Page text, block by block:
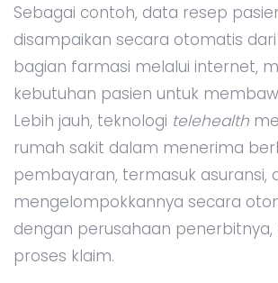
Sebagai contoh, data resep
disampaikan secara otomatis
bagian farmasi melalui internet,
kebutuhan pasien untuk
Lebih jauh, teknologi telehealth
rumah sakit dalam menerima
pembayaran, termasuk asuransi,
mengelompokkannya secara
dengan perusahaan
proses klaim.